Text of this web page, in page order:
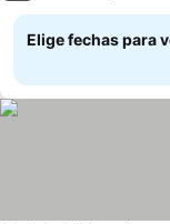
Elige fechas para